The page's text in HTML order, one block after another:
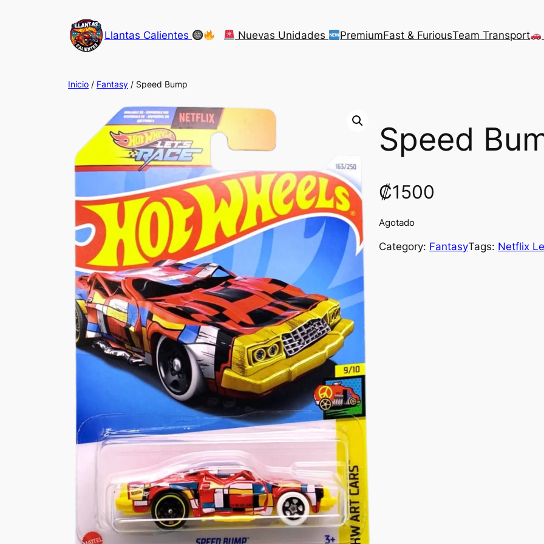
Llantas Calientes Nuevas Unidades PremiumFast & FuriousTeam Transport
Inicio / Fantasy / Speed Bump
Speed
₡1500
Agotado
Category: FantasyTags: Netflix